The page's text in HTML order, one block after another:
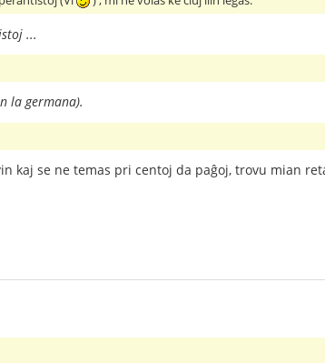
...
la germana).
kaj se ne temas pri centoj da paĝoj, trovu mian